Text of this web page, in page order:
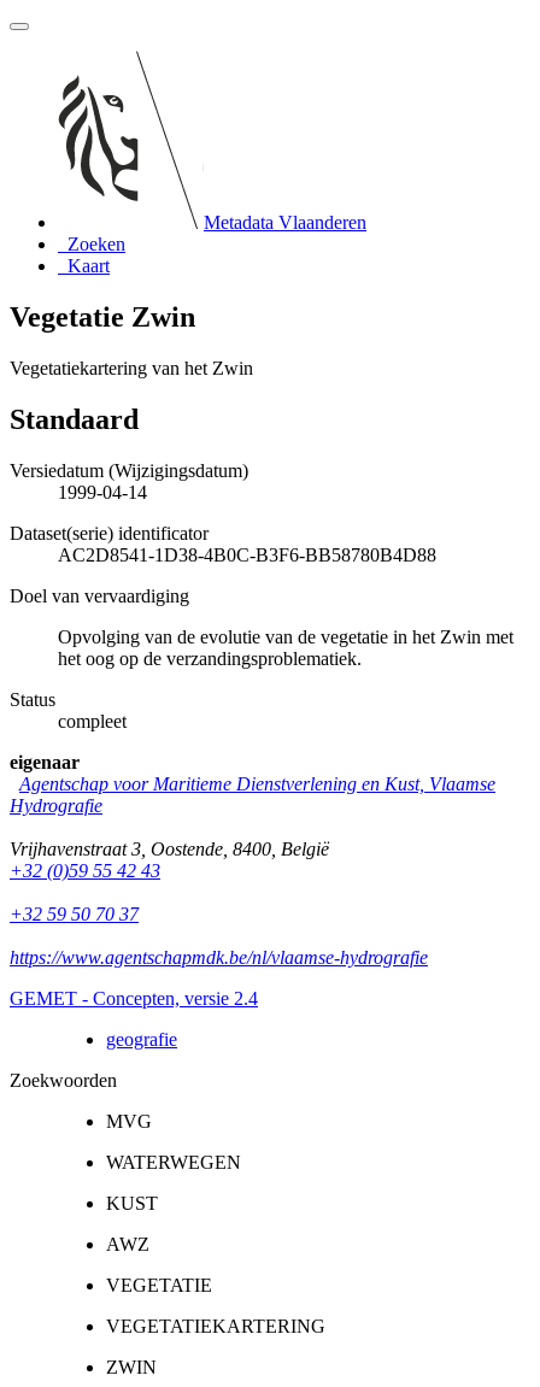
Metadata Vlaanderen
Zoeken
Kaart
Vegetatie Zwin
Vegetatiekartering van het Zwin
Standaard
Versiedatum (Wijzigingsdatum)
1999-04-14
Dataset(serie) identificator
AC2D8541-1D38-4B0C-B3F6-BB58780B4D88
Doel van vervaardiging
Opvolging van de evolutie van de vegetatie in het Zwin met
het oog op de verzandingsproblematiek.
Status
compleet
eigenaar
Agentschap voor Maritieme Dienstverlening en Kust, Vlaamse
Hydrografie
Vrijhavenstraat 3 Oostende 8400 België
+32 (0)59 55 42 43
+32 59 50 70 37
https://www.agentschapmdk.be/nl/vlaamse-hydrografie
GEMET - Concepten, versie 2.4
geografie
Zoekwoorden
MVG
WATERWEGEN
KUST
AWZ
VEGETATIE
VEGETATIEKARTERING
ZWIN